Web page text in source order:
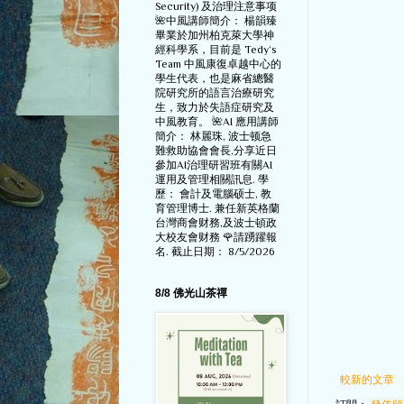
較新的文章
Security) 及治理注意事项
🌺中風講師簡介： 楊韻臻
畢業於加州柏克萊大學神
經科學系，目前是 Tedy‘s
Team 中風康復卓越中心的
學生代表，也是麻省總醫
院研究所的語言治療研究
生，致力於失語症研究及
中風教育。 🌺AI 應用講師
簡介： 林麗珠, 波士顿急
難救助協會會長,分享近日
參加AI治理研習班有關AI
運用及管理相關訊息. 學
歷： 會計及電腦硕士, 教
育管理博士. 兼任新英格蘭
台灣商會财務,及波士頓政
大校友會财務 🌹請踴躍報
名. 截止日期： 8/5/2026
8/8 佛光山茶禪